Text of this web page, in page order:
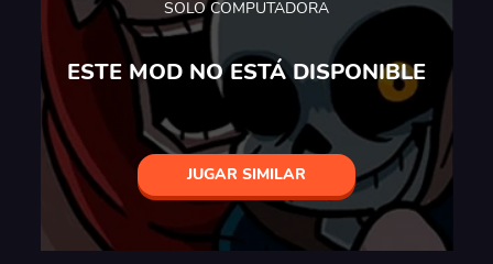
SOLO COMPUTADORA
ESTE MOD NO ESTÁ DISPONIBLE
JUGAR SIMILAR